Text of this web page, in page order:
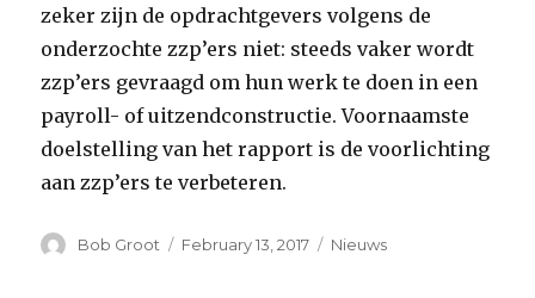
zeker zijn de opdrachtgevers volgens de
onderzochte zzp’ers niet: steeds vaker wordt
zzp’ers gevraagd om hun werk te doen in een
payroll- of uitzendconstructie. Voornaamste
doelstelling van het rapport is de voorlichting
aan zzp’ers te verbeteren.
Author
Bob Groot
Posted
February 13, 2017 Categories
Nieuws